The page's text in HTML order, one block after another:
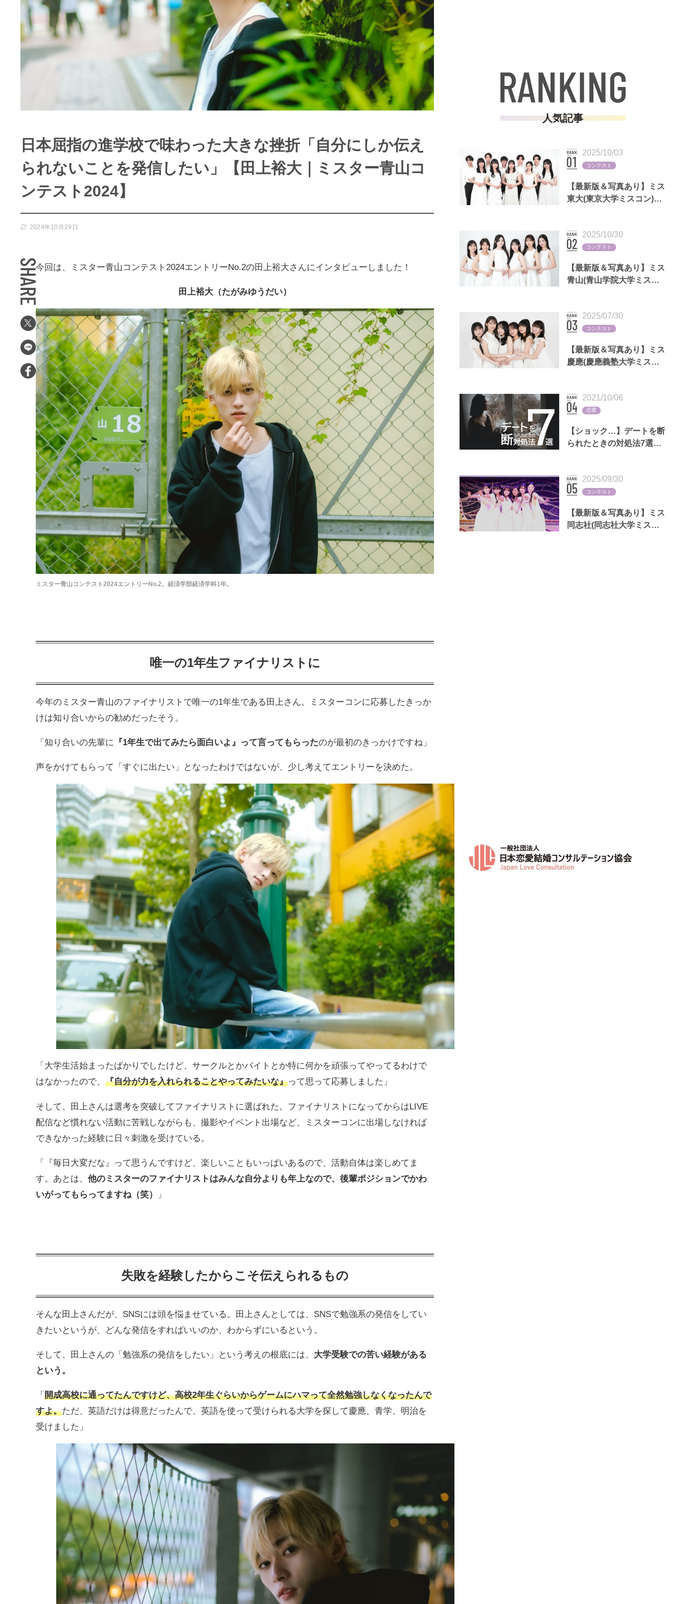
日本屈指の進学校で味わった大きな挫折「自分にしか伝え
られないことを発信したい」【田上裕大｜ミスター青山コ
ンテスト2024】
2024年10月29日
今回は、ミスター青山コンテスト2024エントリーNo.2の田上裕大さんにインタビューしました！
田上裕大（たがみゆうだい）
ミスター青山コンテスト2024エントリーNo.2。経済学部経済学科1年。
唯一の1年生ファイナリストに
今年のミスター青山のファイナリストで唯一の1年生である田上さん。ミスターコンに応募したきっか
けは知り合いからの勧めだったそう。
「知り合いの先輩に 『1年生で出てみたら面白いよ』って言ってもらったのが最初のきっかけですね」
声をかけてもらって「すぐに出たい」となったわけではないが、少し考えてエントリーを決めた。
「大学生活始まったばかりでしたけど、サークルとかバイトとか特に何かを頑張ってやってるわけで
はなかったので、『自分が力を入れられることやってみたいな』って思って応募しました」
そして、田上さんは選考を突破してファイナリストに選ばれた。ファイナリストになってからはLIVE
配信など慣れない活動に苦戦しながらも、撮影やイベント出場など、ミスターコンに出場しなければ
できなかった経験に日々刺激を受けている。
「『毎日大変だな』って思うんですけど、楽しいこともいっぱいあるので、活動自体は楽しめてま
す。あとは、他のミスターのファイナリストはみんな自分よりも年上なので、後輩ポジションでかわ
いがってもらってますね（笑）
」
失敗を経験したからこそ伝えられるもの
そんな田上さんだが、SNSには頭を悩ませている。田上さんとしては、SNSで勉強系の発信をしてい
きたいというが、どんな発信をすればいいのか、わからずにいるという。
そして、田上さんの「勉強系の発信をしたい」という考えの根底には、 大学受験での苦い経験がある
という。
「開成高校に通ってたんですけど、高校2年生ぐらいからゲームにハマって全然勉強しなくなったんで
すよ。ただ、英語だけは得意だったんで、英語を使って受けられる大学を探して慶應、青学、明治を
受けました」
人気記事
【最新版＆写真あり】ミス
東大(東京大学ミスコン)歴
2025/10/03
コンテスト
【最新版＆写真あり】ミス
青山(青山学院大学ミスコ
2025/10/30
コンテスト
【最新版＆写真あり】ミス
慶應(慶應義塾大学ミスコ
2025/07/30
コンテスト
【ショック…】デートを断
られたときの対処法7選｜
2021/10/06
恋愛
【最新版＆写真あり】ミス
同志社(同志社大学ミスコ
2025/09/30
コンテスト